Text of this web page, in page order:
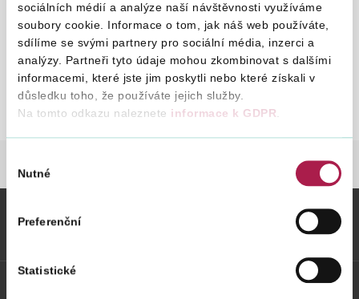
sociálních médií a analýze naší návštěvnosti využíváme
soubory cookie. Informace o tom, jak náš web používáte,
sdílíme se svými partnery pro sociální média, inzerci a
analýzy. Partneři tyto údaje mohou zkombinovat s dalšími
informacemi, které jste jim poskytli nebo které získali v
důsledku toho, že používáte jejich služby.
Na tomto odkazu naleznete informace k GDPR.
souhlasu
Nutné
Preferenční
Statistické
Uplatňování daně z přidané hodnoty při úpravě
vlastnických vztahů k půdě a jinému zemědělskému
majetku a při úpravě majetkových vztahů a
vypořádání majetkových nároků v družstvech
Pokyn D - 64
D-